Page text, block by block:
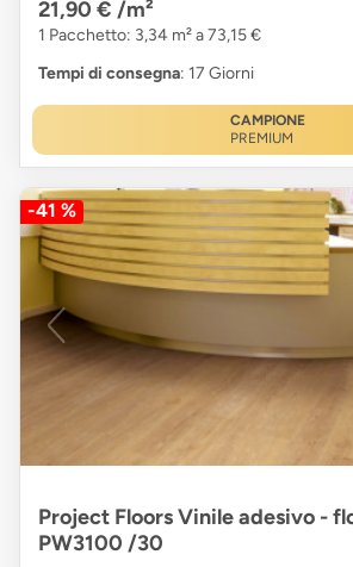
21,90 € /m²
1 Pacchetto: 3,34 m² a 73,15 €
Tempi di consegna: 17 Giorni
CAMPIONE
PREMIUM
-41 %
Project Floors Vinile adesivo -
PW3100 /30